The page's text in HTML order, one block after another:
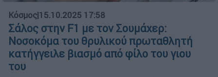
Κόσμος|15.10.2025 17:58
Σάλος στην F1 με τον Σουμάχερ:
Νοσοκόμα του θρυλικού πρωταθλητή
κατήγγειλε βιασμό από φίλο του γιου
του